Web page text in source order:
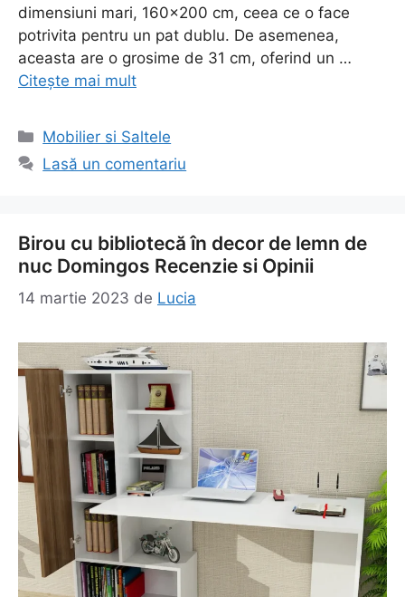
dimensiuni mari, 160×200 cm, ceea ce o face
potrivita pentru un pat dublu. De asemenea,
aceasta are o grosime de 31 cm, oferind un …
Citește mai mult
Categorii
Mobilier si Saltele
Lasă un comentariu
Birou cu bibliotecă în decor de lemn de
nuc Domingos Recenzie si Opinii
14 martie 2023 de Lucia